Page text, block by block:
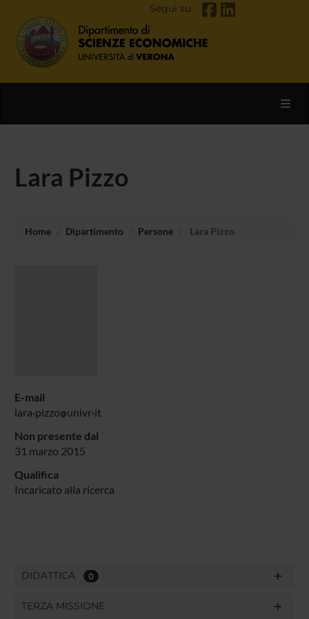
Segui su
Lara Pizzo
Home Dipartimento Persone Lara Pizzo
E-mail
lara pizzo univr it
Non presente dal
31 marzo 2015
Qualifica
Incaricato alla ricerca
DIDATTICA 0
TERZA MISSIONE